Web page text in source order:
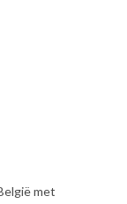
met